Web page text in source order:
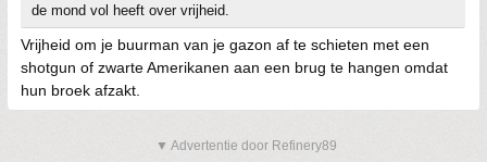
de mond vol heeft over vrijheid.
Vrijheid om je buurman van je gazon af te schieten met een
shotgun of zwarte Amerikanen aan een brug te hangen omdat
hun broek afzakt.
▼ Advertentie door Refinery89